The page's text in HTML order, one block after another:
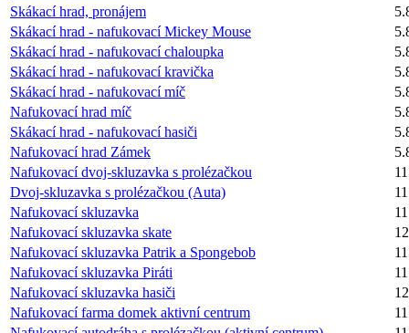
Skákací hrad, pronájem
Skákací hrad - nafukovací Mickey Mouse
Skákací hrad - nafukovací chaloupka
Skákací hrad - nafukovací kravička
Skákací hrad - nafukovací míč
Nafukovací hrad míč
Skákací hrad - nafukovací hasiči
Nafukovací hrad Zámek
Nafukovací dvoj-skluzavka s prolézačkou
Dvoj-skluzavka s prolézačkou (Auta)
Nafukovací skluzavka
Nafukovací skluzavka skate
Nafukovací skluzavka Patrik a Spongebob
Nafukovací skluzavka Piráti
Nafukovací skluzavka hasiči
Nafukovací farma domek aktivní centrum